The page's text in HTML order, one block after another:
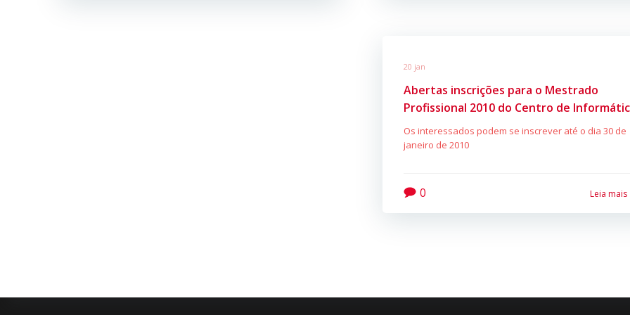
20 jan
Abertas inscrições para o Mestrado
Profissional 2010 do Centro de
Os interessados podem se inscrever até o dia 30 de
janeiro de 2010
0 Leia mais